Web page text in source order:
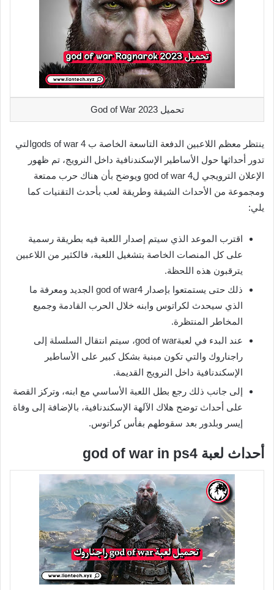
تحميل God of War 2023
ينتظر معظم اللاعبين الدفعة التاسعة الخاصة ب gods of war 4التي
تدور أحداثها حول الأساطير الإسكندنافية داخل النرويج، تم ظهور
الإعلان الترويجي لgod of war 4 ويوضح بأن هناك حرب ممتعة
ومجموعة من الأحداث الشيقة وطريقة لعب بأحدث التقنيات كما
يلي:
اقترب الموعد الذي سيتم إصدار اللعبة فيه بطريقة رسمية
على كل المنصات الخاصة بتشغيل اللعبة، فالكثير من اللاعبين
يترقبون هذه اللحظة.
ذلك حتى يستمتعوا بإصدار god of war4 الجديد ومعرفة ما
الذي سيحدث لكراتوس وابنه خلال الحرب القادمة وجميع
المخاطر المنتظرة.
عند البدء في لعبةgod of war، سيتم انتقال السلسلة إلى
راجناروك والتي تكون مبنية بشكل كبير على الأساطير
الإسكندنافية داخل النرويج القديمة.
إلى جانب ذلك رجع بطل اللعبة الأساسي مع ابنه، وتركز القصة
على أحداث توضح هلاك الآلهة الإسكندنافية، بالإضافة إلى وفاة
إيسر وبلدور بعد سقوطهم بفأس كراتوس.
أحداث لعبة god of war in ps4